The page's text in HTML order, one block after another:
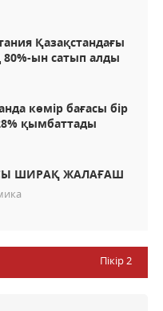
Қазақстандағы
80%-ын сатып алды
көмір бағасы бір
қымбаттады
ШИРАҚ ЖАЛАҒАШ
Пікір2